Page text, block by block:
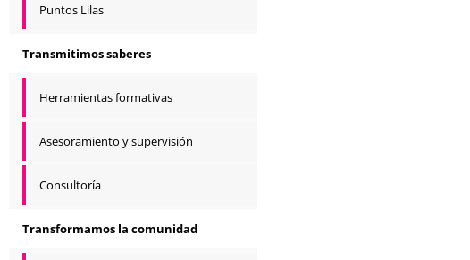
Puntos Lilas
Transmitimos saberes
Herramientas formativas
Asesoramiento y supervisión
Consultoría
Transformamos la comunidad